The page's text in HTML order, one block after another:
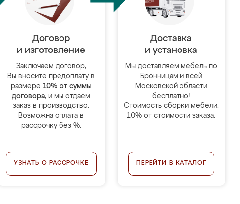
Договор
и изготовление
Заключаем договор,
Вы вносите предоплату в
размере 10% от суммы
договора, и мы отдаём
заказ в производство.
Возможна оплата в
рассрочку без %.
УЗНАТЬ О РАССРОЧКЕ
Доставка
и установка
Мы доставляем мебель по
Бронницам и всей
Московской области
бесплатно!
Стоимость сборки мебели:
10% от стоимости заказа.
ПЕРЕЙТИ В КАТАЛОГ